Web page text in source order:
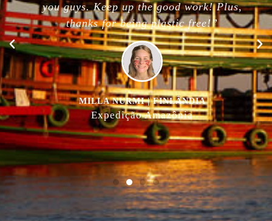
you guys. Keep up the good work! Plus,
thanks for being plastic free!”
MILLA NURMI | FINLÂNDIA
Expedição Amazônia